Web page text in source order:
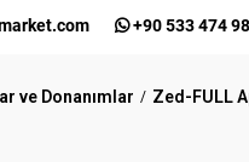
+90 533 474
ve Donanımlar Zed-FULL